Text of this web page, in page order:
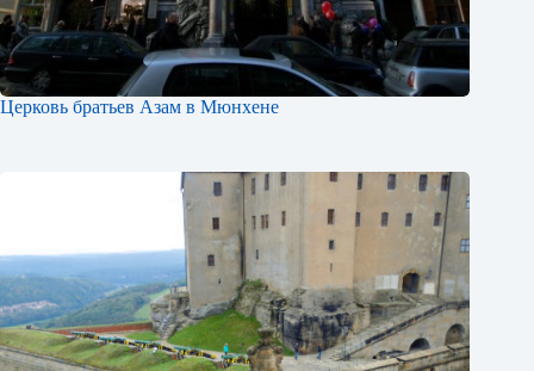
Церковь братьев Азам в Мюнхене